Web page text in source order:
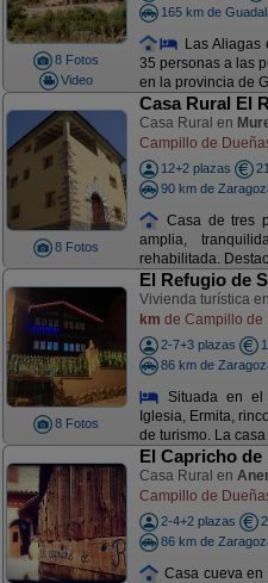
8 Fotos
Video
165 km de
Las Aliagas
35 personas a las
en la provincia de
8 Fotos
Casa Rural El
Casa Rural en
Campillo de
12+2 plazas
90 km de
Casa de tres
amplia,
rehabilitada.
8 Fotos
El Refugio de
Vivienda turística en
km de Campillo de
2-7+3 plazas
86 km de
Situada en
Iglesia, Ermita,
de turismo. La
El Capricho de
Casa Rural en
Campillo de
2-4+2 plazas
86 km de
Casa cueva